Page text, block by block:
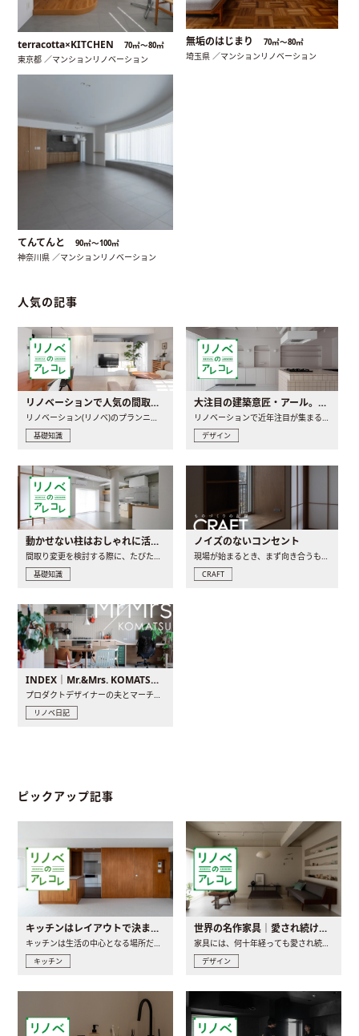
terracotta×KITCHEN 70㎡〜80㎡
東京都 ／マンションリノベーション
無垢のはじまり 70㎡〜80㎡
埼玉県 ／マンションリノベーション
てんてんと 90㎡〜100㎡
神奈川県 ／マンションリノベーション
人気の記事
リノベーションで人気の間取りとは？トレンドの間取りと実例を徹底解説
リノベーション(リノベ)のプランニングで一番最初に決めるのは..
基礎知識
大注目の建築意匠・アール。人気の理由と空間に取り入れるポイント
リノベーションで近年注目が集まる建築意匠の一つであるアール..
デザイン
動かせない柱はおしゃれに活用！柱を魅せるリノベーション(リノベ)4選
間取り変更を検討する際に、たびたび皆さんの頭を悩ませる動か..
基礎知識
ノイズのないコンセント
現場が始まるとき、まず向き合うものの一つがコンセントです..
CRAFT
INDEX｜Mr.&Mrs. KOMATSU renovation diary
プロダクトデザイナーの夫とマーチャンダイザーの妻が、夫婦で..
リノベ日記
ピックアップ記事
キッチンはレイアウトで決まる。後悔しないための考え方と選び方
キッチンは生活の中心となる場所だからこそ、家の中のどこに置..
キッチン
世界の名作家具｜愛され続ける理由と一生モノとの出会い方
家具には、何十年経っても愛され続ける「名作」と呼ばれるもの..
デザイン